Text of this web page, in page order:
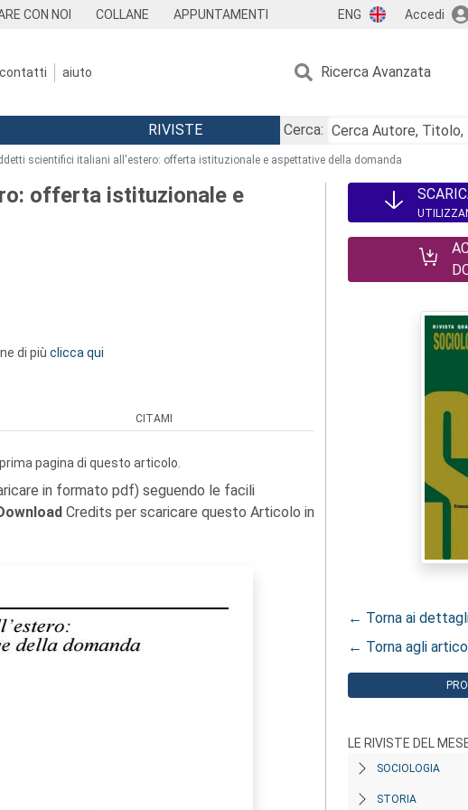
CON NOI COLLANE APPUNTAMENTI ENG Accedi
contatti aiuto Ricerca Avanzata
RIVISTE
Cerca:
scientifici italiani all'estero: offerta istituzionale e aspettative della domanda
offerta istituzionale e
di più clicca qui
CITAMI
pagina di questo articolo.
in formato pdf) seguendo le facili
Credits per scaricare questo Articolo in
← Torna ai
← Torna agli
LE RIVISTE DEL
SOCIOLOGIA
STORIA